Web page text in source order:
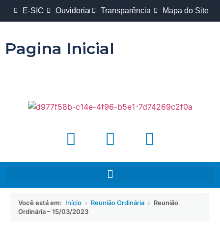
E-SIC Ouvidoria Transparência Mapa do Site
Pagina Inicial
Você está em: Início › Reunião Ordinária › Reunião
Ordinária – 15/03/2023